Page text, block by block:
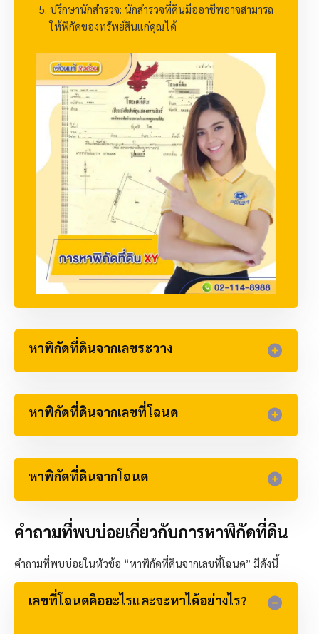
ปรึกษานักสำรวจ: นักสำรวจที่ดินมืออาชีพอาจสามารถ
ให้พิกัดของทรัพย์สินแก่คุณได้
หาพิกัดที่ดินจากเลขระวาง​
หาพิกัดที่ดินจากเลขที่โฉนด​
หาพิกัดที่ดินจากโฉนด​
คำถามที่พบบ่อยเกี่ยวกับการหาพิกัดที่ดิน
คำถามที่พบบ่อยในหัวข้อ “หาพิกัดที่ดินจากเลขที่โฉนด” มีดังนี้
เลขที่โฉนดคืออะไรและจะหาได้อย่างไร?